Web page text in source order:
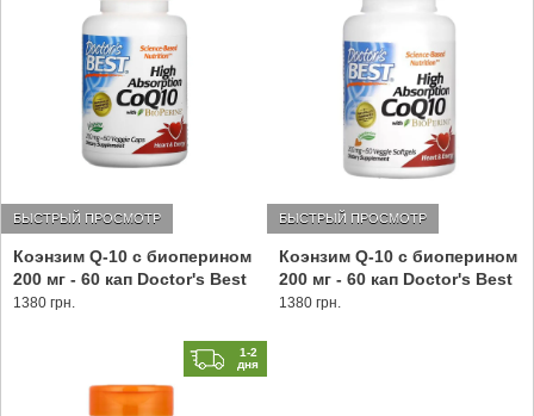
Коэнзим Q-10 с биоперином
200 мг - 60 кап Doctor's Best
БЫСТРЫЙ ПРОСМОТР
1380 грн.
Коэнзим Q-10 с биоперином
200 мг - 60 кап Doctor's Best
БЫСТРЫЙ ПРОСМОТР
1380 грн.
1-2
дня